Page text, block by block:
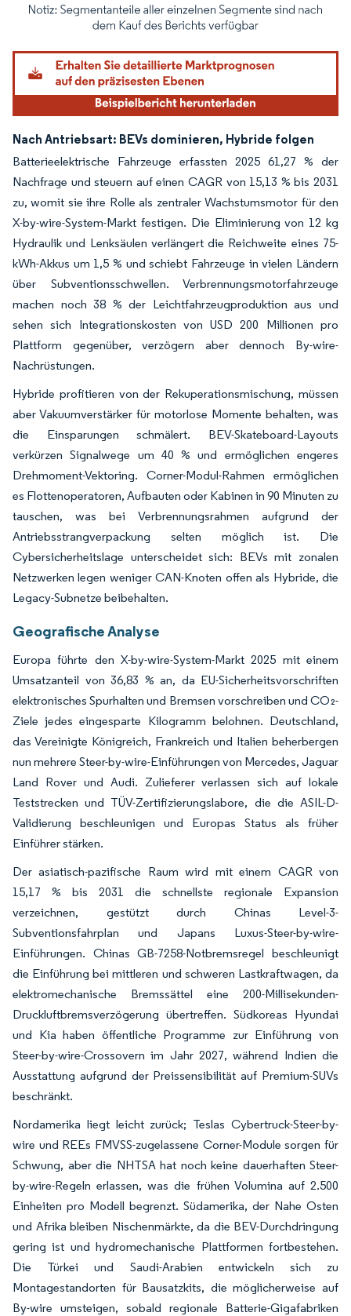
Bild © Mordor Intelligence. Wiederverwendung erfordert Namensnennung
Nach Antriebsart: BEVs dominieren, Hybride folgen
Batterieelektrische Fahrzeuge erfassten 2025 61,27 % der
Nachfrage und steuern auf einen CAGR von 15,13 % bis 2031
zu, womit sie ihre Rolle als zentraler Wachstumsmotor für den
X-by-wire-System-Markt festigen. Die Eliminierung von 12 kg
Hydraulik und Lenksäulen verlängert die Reichweite eines 75-
kWh-Akkus um 1,5 % und schiebt Fahrzeuge in vielen Ländern
über Subventionsschwellen. Verbrennungsmotorfahrzeuge
machen noch 38 % der Leichtfahrzeugproduktion aus und
sehen sich Integrationskosten von USD 200 Millionen pro
Plattform gegenüber, verzögern aber dennoch By-wire-
Nachrüstungen.
Hybride profitieren von der Rekuperationsmischung, müssen
aber Vakuumverstärker für motorlose Momente behalten, was
die Einsparungen schmälert. BEV-Skateboard-Layouts
verkürzen Signalwege um 40 % und ermöglichen engeres
Drehmoment-Vektoring. Corner-Modul-Rahmen ermöglichen
es Flottenoperatoren, Aufbauten oder Kabinen in 90 Minuten zu
tauschen, was bei Verbrennungsrahmen aufgrund der
Antriebsstrangverpackung selten möglich ist. Die
Cybersicherheitslage unterscheidet sich: BEVs mit zonalen
Netzwerken legen weniger CAN-Knoten offen als Hybride, die
Legacy-Subnetze beibehalten.
Geografische Analyse
Europa führte den X-by-wire-System-Markt 2025 mit einem
Umsatzanteil von 36,83 % an, da EU-Sicherheitsvorschriften
elektronisches Spurhalten und Bremsen vorschreiben und CO₂-
Ziele jedes eingesparte Kilogramm belohnen. Deutschland,
das Vereinigte Königreich, Frankreich und Italien beherbergen
nun mehrere Steer-by-wire-Einführungen von Mercedes, Jaguar
Land Rover und Audi. Zulieferer verlassen sich auf lokale
Teststrecken und TÜV-Zertifizierungslabore, die die ASIL-D-
Validierung beschleunigen und Europas Status als früher
Einführer stärken.
Der asiatisch-pazifische Raum wird mit einem CAGR von
15,17 % bis 2031 die schnellste regionale Expansion
verzeichnen, gestützt durch Chinas Level-3-
Subventionsfahrplan und Japans Luxus-Steer-by-wire-
Einführungen. Chinas GB-7258-Notbremsregel beschleunigt
die Einführung bei mittleren und schweren Lastkraftwagen, da
elektromechanische Bremssättel eine 200-Millisekunden-
Druckluftbremsverzögerung übertreffen. Südkoreas Hyundai
und Kia haben öffentliche Programme zur Einführung von
Steer-by-wire-Crossovern im Jahr 2027, während Indien die
Ausstattung aufgrund der Preissensibilität auf Premium-SUVs
beschränkt.
Nordamerika liegt leicht zurück; Teslas Cybertruck-Steer-by-
wire und REEs FMVSS-zugelassene Corner-Module sorgen für
Schwung, aber die NHTSA hat noch keine dauerhaften Steer-
by-wire-Regeln erlassen, was die frühen Volumina auf 2.500
Einheiten pro Modell begrenzt. Südamerika, der Nahe Osten
und Afrika bleiben Nischenmärkte, da die BEV-Durchdringung
gering ist und hydromechanische Plattformen fortbestehen.
Die Türkei und Saudi-Arabien entwickeln sich zu
Montagestandorten für Bausatzkits, die möglicherweise auf
By-wire umsteigen, sobald regionale Batterie-Gigafabriken